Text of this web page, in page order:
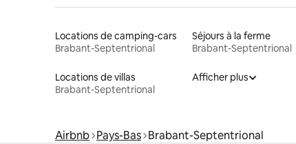
Locations de camping-cars
Brabant-Septentrional
Séjours à la ferme
Brabant-Septentrional
Locations de villas
Brabant-Septentrional
Afficher plus
Airbnb Pays-Bas Brabant-Septentrional